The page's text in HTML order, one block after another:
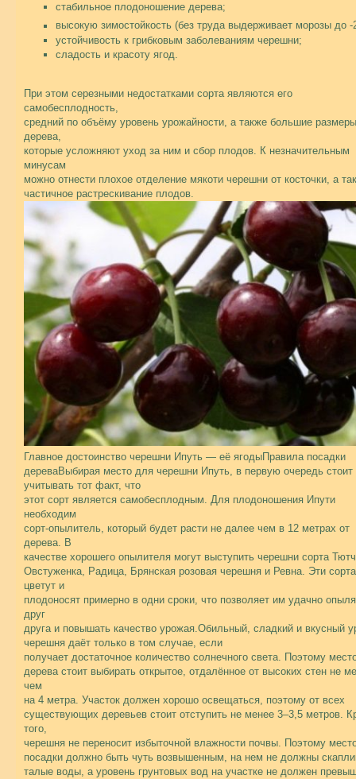
стабильное плодоношение дерева;
высокую зимостойкость (без труда выдерживает морозы до
устойчивость к грибковым заболеваниям черешни;
сладость и красоту ягод.
При этом серезными недостатками сорта являются его
самобесплодность,
средний по объёму уровень урожайности, а также большие размеры
дерева,
которые усложняют уход за ним и сбор плодов. К незначительным
минусам
можно отнести плохое отделение мякоти черешни от косточки, а
частичное растрескивание плодов.
Главное достоинство черешни Ипуть — её ягодыПравила посадки
дереваВыбирая место для черешни Ипуть, в первую очередь стоит
учитывать тот факт, что
этот сорт является самобесплодным. Для плодоношения Ипути
необходим
сорт-опылитель, который будет расти не далее чем в 12 метрах от
дерева. В
качестве хорошего опылителя могут выступить черешни сорта
Овстуженка, Радица, Брянская розовая черешня и Ревна. Эти сорта
цветут и
плодоносят примерно в одни сроки, что позволяет им удачно
друг
друга и повышать качество урожая.Обильный, сладкий и вкусный
черешня даёт только в том случае, если
получает достаточное количество солнечного света. Поэтому
дерева стоит выбирать открытое, отдалённое от высоких стен не
чем
на 4 метра. Участок должен хорошо освещаться, поэтому от всех
существующих деревьев стоит отступить не менее 3–3,5 метров.
того,
черешня не переносит избыточной влажности почвы. Поэтому
посадки должно быть чуть возвышенным, на нем не должны
талые воды, а уровень грунтовых вод на участке не должен